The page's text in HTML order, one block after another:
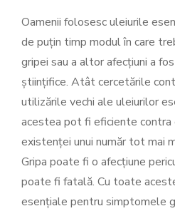
Oamenii folosesc uleiurile
de puțin timp modul în care
gripei sau a altor afecțiuni a
științifice. Atât cercetările
utilizările vechi ale uleiurilor
acestea pot fi eficiente contra
existenței unui număr tot mai
Gripa poate fi o afecțiune
poate fi fatală. Cu toate
esențiale pentru simptomele